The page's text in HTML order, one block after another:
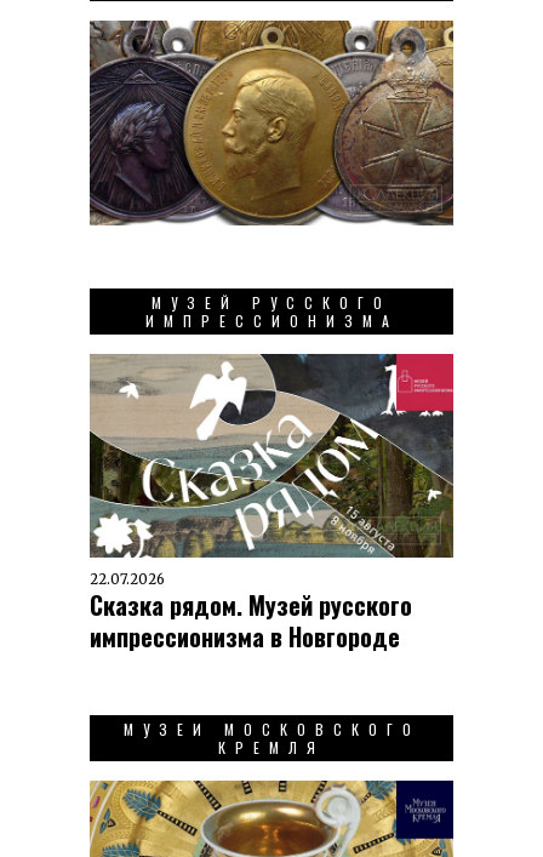
МУЗЕЙ РУССКОГО
ИМПРЕССИОНИЗМА
22.07.2026
Сказка рядом. Музей русского
импрессионизма в Новгороде
МУЗЕИ МОСКОВСКОГО
КРЕМЛЯ